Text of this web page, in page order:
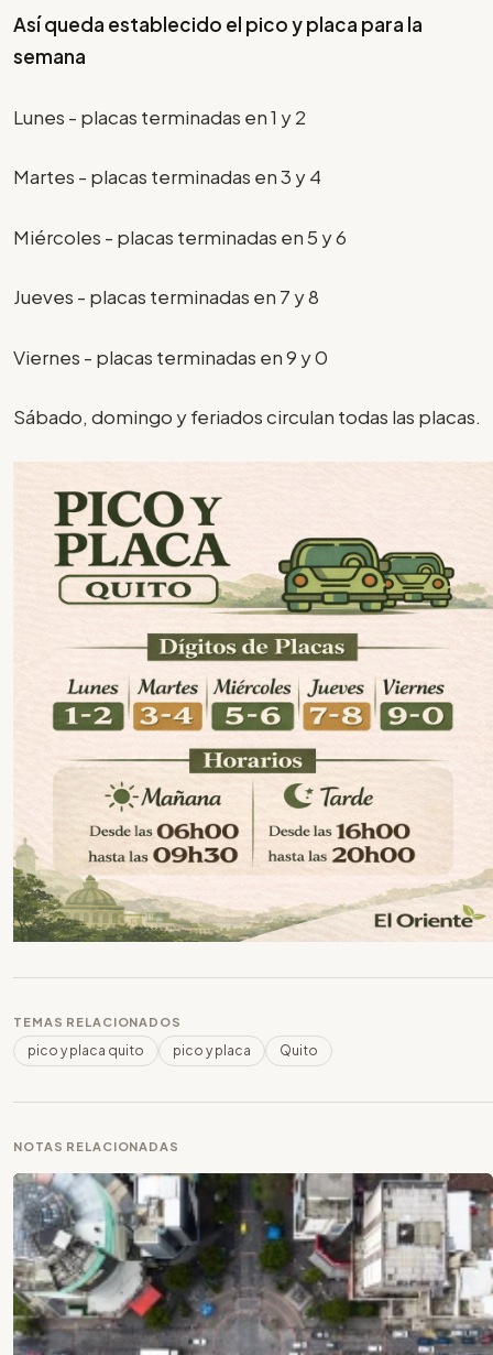
Así queda establecido el pico y placa para la
semana
Lunes - placas terminadas en 1 y 2
Martes - placas terminadas en 3 y 4
Miércoles - placas terminadas en 5 y 6
Jueves - placas terminadas en 7 y 8
Viernes - placas terminadas en 9 y 0
Sábado, domingo y feriados circulan todas las placas.
TEMAS RELACIONADOS
pico y placa quito pico y placa Quito
NOTAS RELACIONADAS